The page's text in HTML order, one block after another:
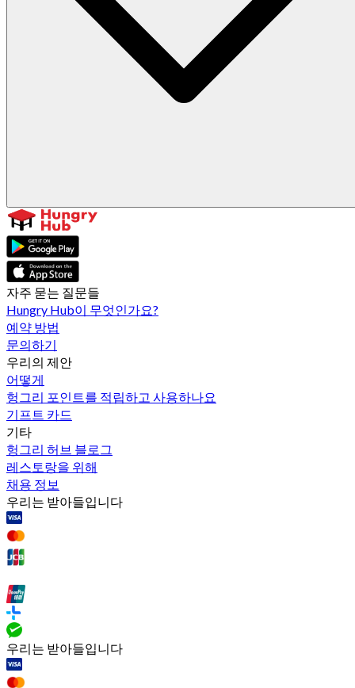
자주 묻는 질문들
Hungry Hub이 무엇인가요?
예약 방법
문의하기
우리의 제안
어떻게
헝그리 포인트를 적립하고 사용하나요
기프트 카드
기타
헝그리 허브 블로그
레스토랑을 위해
채용 정보
우리는 받아들입니다
우리는 받아들입니다